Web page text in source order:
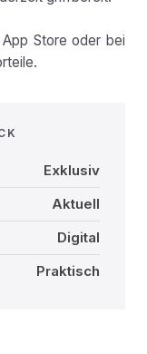
Store oder bei
Exklusiv
Aktuell
Digital
Praktisch